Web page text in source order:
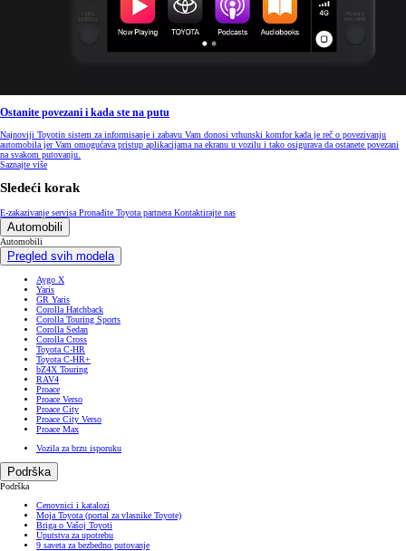
Ostanite povezani i kada ste na putu
Najnoviji Toyotin sistem za informisanje i zabavu Vam donosi vrhunski komfor kada je reč o povezivanju
automobila jer Vam omogućava pristup aplikacijama na ekranu u vozilu i tako osigurava da ostanete povezani
na svakom putovanju.
Saznajte više
Sledeći korak
E-zakazivanje servisa Pronađite Toyota partnera Kontaktirajte nas
Automobili
Automobili
Pregled svih modela
Aygo X
Yaris
GR Yaris
Corolla Hatchback
Corolla Touring Sports
Corolla Sedan
Corolla Cross
Toyota C-HR
Toyota C-HR+
bZ4X Touring
RAV4
Proace
Proace Verso
Proace City
Proace City Verso
Proace Max
Vozila za brzu isporuku
Podrška
Podrška
Cenovnici i katalozi
Moja Toyota (portal za vlasnike Toyote)
Briga o Vašoj Toyoti
Uputstva za upotrebu
9 saveta za bezbedno putovanje